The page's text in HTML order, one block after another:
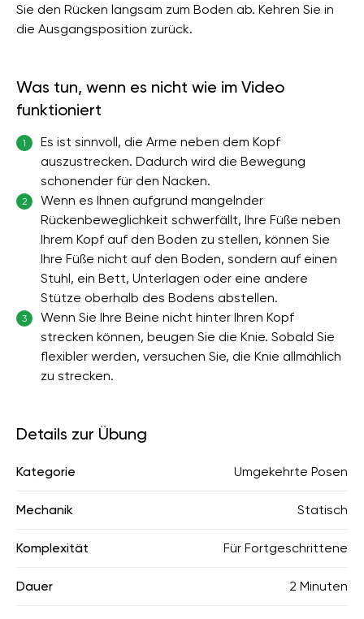
Sie den Rücken langsam zum Boden ab. Kehren Sie in
die Ausgangsposition zurück.
Was tun, wenn es nicht wie im Video
funktioniert
1
Es ist sinnvoll, die Arme neben dem Kopf
auszustrecken. Dadurch wird die Bewegung
schonender für den Nacken.
2
Wenn es Ihnen aufgrund mangelnder
Rückenbeweglichkeit schwerfällt, Ihre Füße neben
Ihrem Kopf auf den Boden zu stellen, können Sie
Ihre Füße nicht auf den Boden, sondern auf einen
Stuhl, ein Bett, Unterlagen oder eine andere
Stütze oberhalb des Bodens abstellen.
3
Wenn Sie Ihre Beine nicht hinter Ihren Kopf
strecken können, beugen Sie die Knie. Sobald Sie
flexibler werden, versuchen Sie, die Knie allmählich
zu strecken.
Details zur Übung
Kategorie Umgekehrte Posen
Mechanik Statisch
Komplexität Für Fortgeschrittene
Dauer 2 Minuten